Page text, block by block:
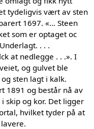
tydeligvis vært av sten
1697. «... Steen
som er optaget oc
. . .
at nedlegge . . .». I
og gulvet ble
sten lagt i kalk.
1891 og består nå av
skip og kor. Det ligger
hvilket tyder på at